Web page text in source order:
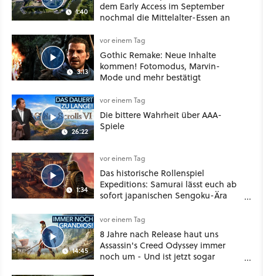
1:40
dem Early Access im September
nochmal die Mittelalter-Essen an
3:13
vor einem Tag
Gothic Remake: Neue Inhalte
kommen! Fotomodus, Marvin-
Mode und mehr bestätigt
26:22
vor einem Tag
Die bittere Wahrheit über AAA-
Spiele
1:34
vor einem Tag
Das historische Rollenspiel
Expeditions: Samurai lässt euch ab
sofort japanischen Sengoku-Ära
oder Diplomatie
14:45
vor einem Tag
8 Jahre nach Release haut uns
Assassin's Creed Odyssey immer
noch um - Und ist jetzt sogar